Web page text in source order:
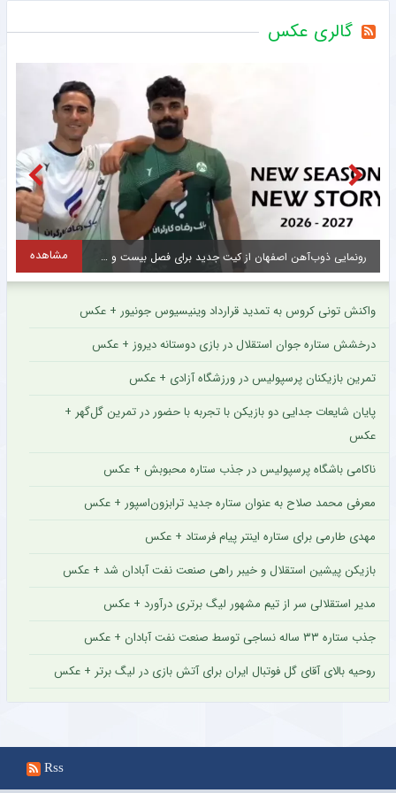
گالری عکس
انتقال تاریخی دروازه‌بان ۲۳ ساله منچسترسیتی به لیدز یونایتد + عکس مشاهده
واکنش تونی کروس به تمدید قرارداد وینیسیوس جونیور + عکس
درخشش ستاره جوان استقلال در بازی دوستانه دیروز + عکس
تمرین بازیکنان پرسپولیس در ورزشگاه آزادی + عکس
پایان شایعات جدایی دو بازیکن با تجربه با حضور در تمرین گل‌گهر +
عکس
ناکامی باشگاه پرسپولیس در جذب ستاره محبوبش + عکس
معرفی محمد صلاح به عنوان ستاره جدید ترابزون‌اسپور + عکس
مهدی طارمی برای ستاره اینتر پیام فرستاد + عکس
بازیکن پیشین استقلال و خیبر راهی صنعت نفت آبادان شد + عکس
مدیر استقلالی سر از تیم مشهور لیگ برتری درآورد + عکس
جذب ستاره ۳۳ ساله نساجی توسط صنعت نفت آبادان + عکس
روحیه بالای آقای گل فوتبال ایران برای آتش بازی در لیگ برتر + عکس
Rss